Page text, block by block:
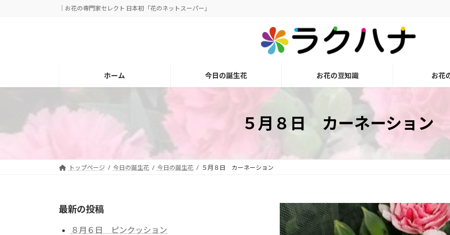
キ
に
｜お花の専門家セレクト 日本初「花のネットスーパー」
ホーム 今日の誕生花 お花の豆知識 お花
５月８日 カーネーション
トップページ 今日の誕生花 今日の誕生花 ５月８日 カーネーション
最新の投稿
８月６日 ピンクッション